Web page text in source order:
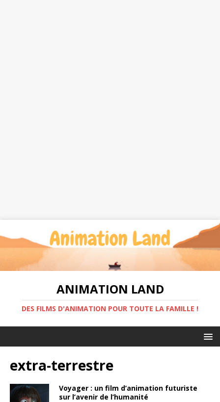
ANIMATION LAND
DES FILMS D'ANIMATION POUR TOUTE LA FAMILLE !
extra-terrestre
Voyager : un film d’animation futuriste
sur l’avenir de l’humanité